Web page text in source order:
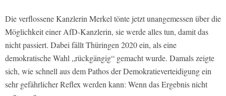
Die verflossene Kanzlerin Merkel tönte jetzt unangemessen über die
Möglichkeit einer AfD-Kanzlerin, sie werde alles tun, damit das
nicht passiert. Dabei fällt Thüringen 2020 ein, als eine
demokratische Wahl „rückgängig“ gemacht wurde. Damals zeigte
sich, wie schnell aus dem Pathos der Demokratieverteidigung ein
sehr gefährlicher Reflex werden kann: Wenn das Ergebnis nicht